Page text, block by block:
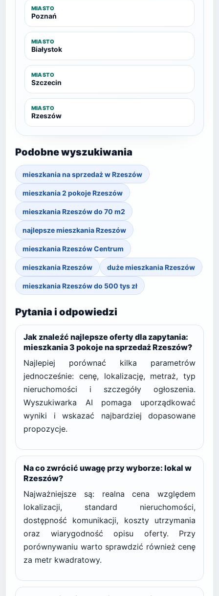
MIASTO
Poznań
MIASTO
Białystok
MIASTO
Szczecin
MIASTO
Rzeszów
Podobne wyszukiwania
mieszkania na sprzedaż w Rzeszów
mieszkania 2 pokoje Rzeszów
mieszkania Rzeszów do 70 m2
najlepsze mieszkania Rzeszów
mieszkania Rzeszów Centrum
mieszkania Rzeszów duże mieszkania Rzeszów
mieszkania Rzeszów do 500 tys zł
Pytania i odpowiedzi
Jak znaleźć najlepsze oferty dla zapytania:
mieszkania 3 pokoje na sprzedaż Rzeszów?
Najlepiej porównać kilka parametrów
jednocześnie: cenę, lokalizację, metraż, typ
nieruchomości i szczegóły ogłoszenia.
Wyszukiwarka AI pomaga uporządkować
wyniki i wskazać najbardziej dopasowane
propozycje.
Na co zwrócić uwagę przy wyborze: lokal w
Rzeszów?
Najważniejsze są: realna cena względem
lokalizacji, standard nieruchomości,
dostępność komunikacji, koszty utrzymania
oraz wiarygodność opisu oferty. Przy
porównywaniu warto sprawdzić również cenę
za metr kwadratowy.